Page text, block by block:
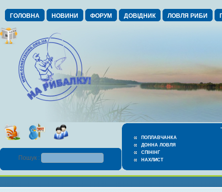
ГОЛОВНА НОВИНИ ФОРУМ ДОВІДНИК ЛОВЛЯ РИБИ
ПОПЛАВЧАНКА
ДОННА ЛОВЛЯ
СПІНІНГ
НАХЛИСТ
Пошук :